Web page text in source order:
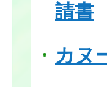
請書
カヌ